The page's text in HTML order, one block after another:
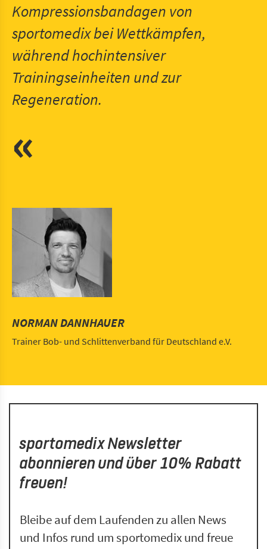
Kompressionsbandagen von
sportomedix bei Wettkämpfen,
während hochintensiver
Trainingseinheiten und zur
Regeneration.
«
NORMAN DANNHAUER
Trainer Bob- und Schlittenverband für Deutschland e.V.
sportomedix Newsletter
abonnieren und über 10% Rabatt
freuen!
Bleibe auf dem Laufenden zu allen News
und Infos rund um sportomedix und freue